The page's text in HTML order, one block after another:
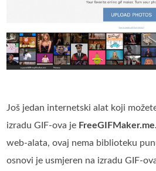
Još jedan internetski alat koji
izradu GIF-ova je FreeGIFMaker.me.
web-alata, ovaj nema biblioteku
osnovi je usmjeren na izradu GIF-